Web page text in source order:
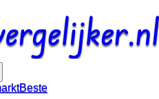
Beste